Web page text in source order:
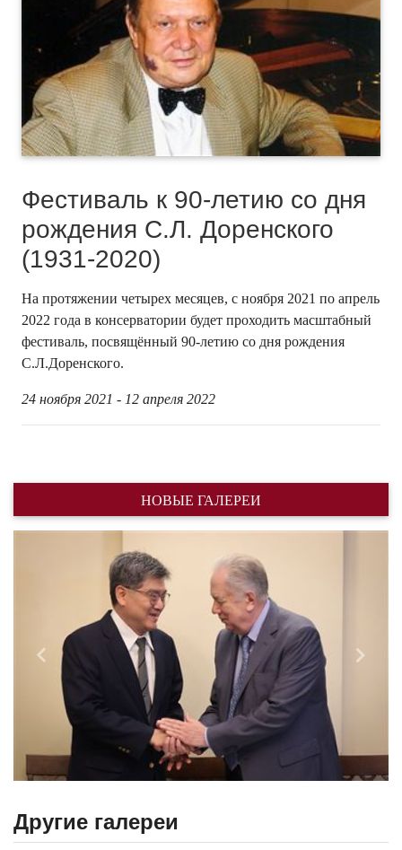
Фестиваль к 90-летию со дня
рождения С.Л. Доренского
(1931-2020)
На протяжении четырех месяцев, с ноября 2021 по апрель
2022 года в консерватории будет проходить масштабный
фестиваль, посвящённый 90-летию со дня рождения
С.Л.Доренского.
24 ноября 2021 - 12 апреля 2022
НОВЫЕ ГАЛЕРЕИ
Назад
Другие галереи